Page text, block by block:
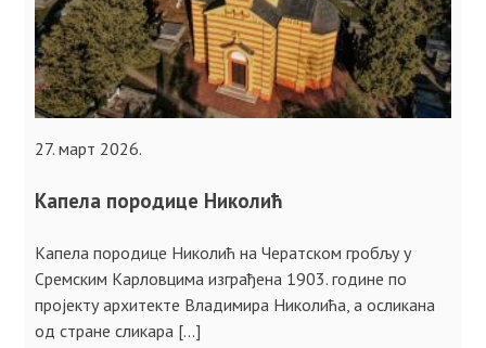
27. март 2026.
Капела породице Николић
Капела породице Николић на Чератском гробљу у
Сремским Карловцима изграђена 1903. године по
пројекту архитекте Владимира Николића, а осликана
од стране сликара […]